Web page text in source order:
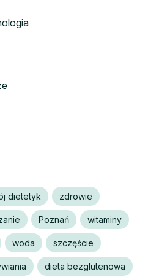
dietetyk zdrowie
Poznań witaminy
woda szczęście
dieta bezglutenowa